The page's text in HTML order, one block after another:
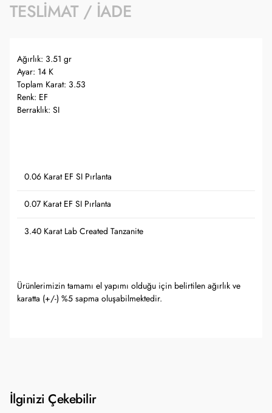
TESLIMAT / İADE
Ağırlık: 3.51 gr
Ayar: 14 K
Toplam Karat: 3.53
Renk: EF
Berraklık: SI
0.06 Karat EF SI Pırlanta
0.07 Karat EF SI Pırlanta
3.40 Karat Lab Created Tanzanite
Ürünlerimizin tamamı el yapımı olduğu için belirtilen ağırlık ve
karatta (+/-) %5 sapma oluşabilmektedir.
İlginizi Çekebilir